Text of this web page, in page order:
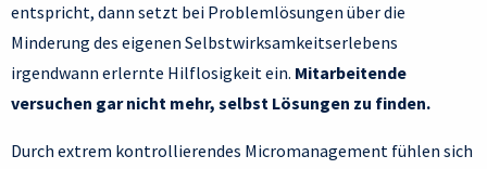
entspricht, dann setzt bei Problemlösungen über die
Minderung des eigenen Selbstwirksamkeitserlebens
irgendwann erlernte Hilflosigkeit ein. Mitarbeitende
versuchen gar nicht mehr, selbst Lösungen zu finden.
Durch extrem kontrollierendes Micromanagement fühlen sich